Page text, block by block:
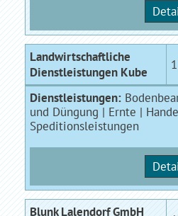
Landwirtschaftliche
Dienstleistungen Kube
Dienstleistungen:
und Düngung | Ernte |
Speditionsleistungen
Blunk Lalendorf GmbH